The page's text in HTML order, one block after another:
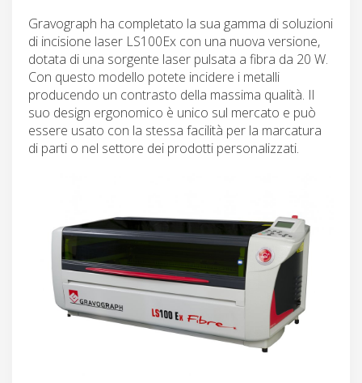
Gravograph ha completato la sua gamma di soluzioni
di incisione laser LS100Ex con una nuova versione,
dotata di una sorgente laser pulsata a fibra da 20 W.
Con questo modello potete incidere i metalli
producendo un contrasto della massima qualità. Il
suo design ergonomico è unico sul mercato e può
essere usato con la stessa facilità per la marcatura
di parti o nel settore dei prodotti personalizzati.